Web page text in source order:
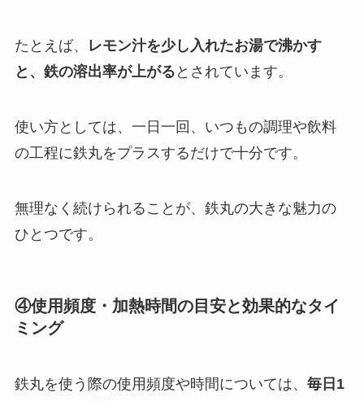
たとえば、
レモン汁を少し入れたお湯で沸かす
と、鉄の溶出率が上がる とされています。
使い方としては、一日一回、いつもの調理や飲料
の工程に鉄丸をプラスするだけで十分です。
無理なく続けられることが、鉄丸の大きな魅力の
ひとつです。
④使用頻度・加熱時間の目安と効果的なタイ
ミング
鉄丸を使う際の使用頻度や時間については、 毎日1